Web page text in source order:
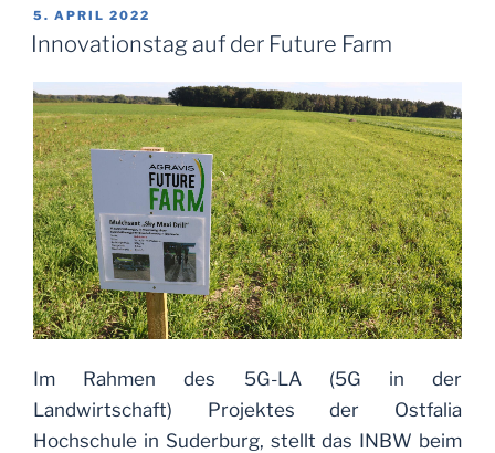
VERÖFFENTLICHT
AM
5. APRIL 2022
Innovationstag auf der Future Farm
Im Rahmen des 5G-LA (5G in der
Landwirtschaft) Projektes der Ostfalia
Hochschule in Suderburg, stellt das INBW beim